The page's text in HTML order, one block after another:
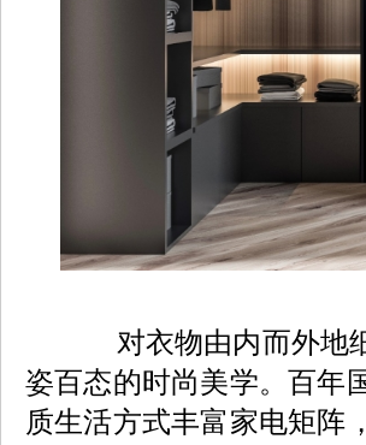
对衣物由内而外地细
姿百态的时尚美学。百年
质生活方式丰富家电矩阵